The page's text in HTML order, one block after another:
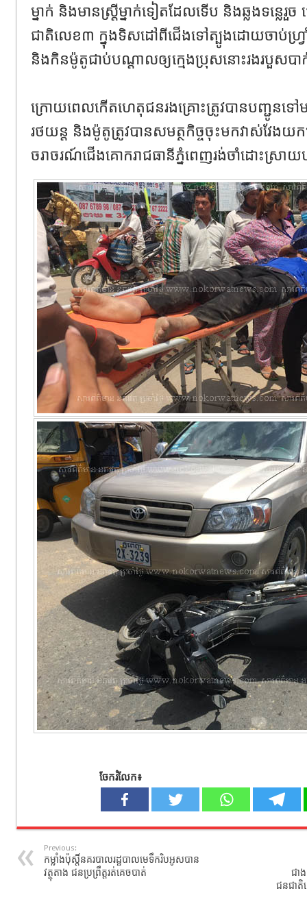
ម្នាក់ និងមានស្ត្រីម្នាក់ទៀតដែលទើប និងឆ្លងទន្លេរួ
ជាតិលេខ៣​ ក្នុងទិសដៅពីជើងទៅត្បូងដោយចាប់ហ្វ្
និងកិនម៉ូតូជាប់បណ្តាលឲ្យក្មេងប្រុសនោះរងរបួសបា
ក្រោយពេលកើតហេតុជនរងគ្រោះត្រូវបានបញ្ជូនទៅម
រថយន្ត និងម៉ូតូត្រូវបានសមត្ថកិច្ចចុះមកវាស់វែង
ចរាចរណ៍ជើងគោករាជធានីភ្នំពេញរង់ចាំដោះស្រ
ចែករំលែក៖
Previous:
កម្លាំងប៉ុស្តិ៍នគរបាលរដ្ឋបាលមេទឹករិបអូសបាន
វត្ថុតាង ជនប្រព្រឹត្តរត់គេចបាត់
ជា
ជនជាតិ